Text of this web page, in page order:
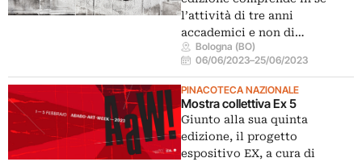
l’attività di tre anni
accademici e non di…
Bologna (BO)
06/06/2023–25/06/2023
PINACOTECA NAZIONALE
Mostra collettiva Ex 5
Giunto alla sua quinta
edizione, il progetto
espositivo EX, a cura di